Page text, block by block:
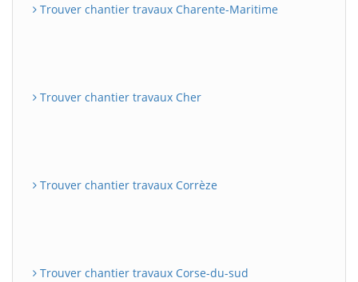
Trouver chantier travaux Charente-Maritime
Trouver chantier travaux Cher
Trouver chantier travaux Corrèze
Trouver chantier travaux Corse-du-sud